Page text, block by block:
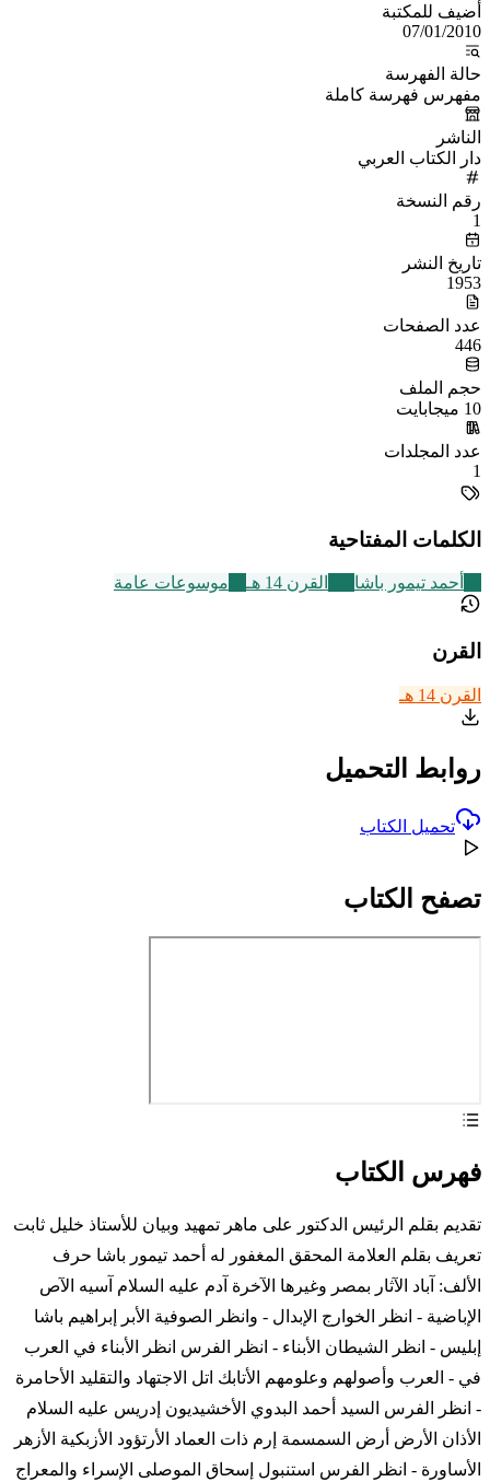
أُضيف للمكتبة
07/01/2010
حالة الفهرسة
مفهرس فهرسة كاملة
الناشر
دار الكتاب العربي
رقم النسخة
1
تاريخ النشر
1953
عدد الصفحات
446
حجم الملف
10 ميجابايت
عدد المجلدات
1
الكلمات المفتاحية
أحمد تيمور باشا القرن 14 هـ موسوعات عامة
القرن
القرن 14 هـ
روابط التحميل
تحميل الكتاب
تصفح الكتاب
فهرس الكتاب
تقديم بقلم الرئيس الدكتور على ماهر تمهيد وبيان للأستاذ خليل ثابت
تعريف بقلم العلامة المحقق المغفور له أحمد تيمور باشا حرف
الألف: آباد الآثار بمصر وغيرها الآخرة آدم عليه السلام آسيه الآص
الإباضية - انظر الخوارج الإبدال - وانظر الصوفية الأبر إبراهيم باشا
إبليس - انظر الشيطان الأبناء - انظر الفرس انظر الأبناء في العرب
في - العرب وأصولهم وعلومهم الأتابك اتل الاجتهاد والتقليد الأحامرة
- انظر الفرس السيد أحمد البدوي الأخشيديون إدريس عليه السلام
الأذان الأرض أرض السمسمة إرم ذات العماد الأرتؤود الأزبكية الأزهر
الأساورة - انظر الفرس استنبول إسحاق الموصلى الإسراء والمعراج